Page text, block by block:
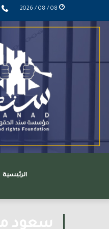
الرئيسية
سعود